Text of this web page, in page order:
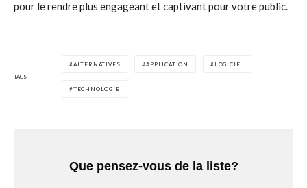
pour le rendre plus engageant et captivant pour votre public.
TAGS
ALTERNATIVES APPLICATION LOGICIEL
TECHNOLOGIE
Que pensez-vous de la liste?